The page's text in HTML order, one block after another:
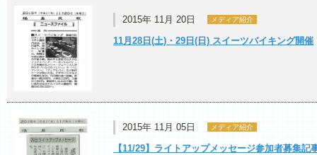
2015年 11月 20日 メディア紹介
11月28日(土)・29日(日) スイーツバイキング開催
2015年 11月 05日 メディア紹介
【11/29】ライトアップメッセージ参加者募集記